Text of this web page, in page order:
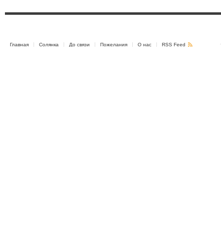
Главная Солянка До связи Пожелания О нас RSS Feed